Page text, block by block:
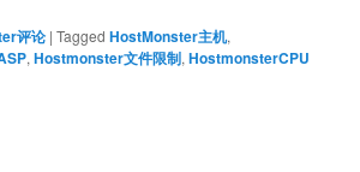
评论 |Tagged HostMonster主机,
,Hostmonster文件限制,HostmonsterCPU